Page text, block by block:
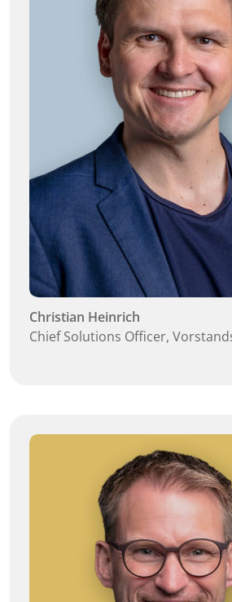
Christian Heinrich
Chief Solutions Officer,